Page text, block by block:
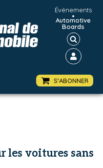
Événements
•
Automotive
Boards
S'ABONNER
les voitures sans